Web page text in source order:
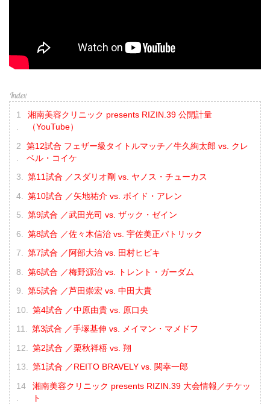
湘南美容クリニック presents RIZIN.39 公開計量
（YouTube）
第12試合 フェザー級タイトルマッチ／牛久絢太郎 vs. クレ
ベル・コイケ
第11試合 ／スダリオ剛 vs. ヤノス・チューカス
第10試合 ／矢地祐介 vs. ボイド・アレン
第9試合 ／武田光司 vs. ザック・ゼイン
第8試合 ／佐々木信治 vs. 宇佐美正パトリック
第7試合 ／阿部大治 vs. 田村ヒビキ
第6試合 ／梅野源治 vs. トレント・ガーダム
第5試合 ／芦田崇宏 vs. 中田大貴
第4試合 ／中原由貴 vs. 原口央
第3試合 ／手塚基伸 vs. メイマン・マメドフ
第2試合 ／栗秋祥梧 vs. 翔
第1試合 ／REITO BRAVELY vs. 関幸一郎
湘南美容クリニック presents RIZIN.39 大会情報／チケッ
ト